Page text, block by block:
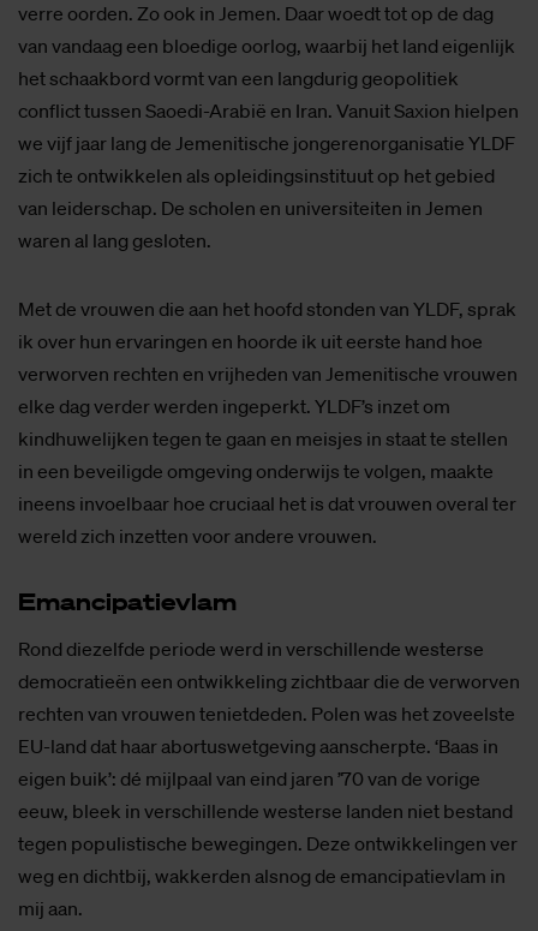
verre oorden. Zo ook in Jemen. Daar woedt tot op de dag
van vandaag een bloedige oorlog, waarbij het land eigenlijk
het schaakbord vormt van een langdurig geopolitiek
conflict tussen Saoedi-Arabië en Iran. Vanuit Saxion hielpen
we vijf jaar lang de Jemenitische jongerenorganisatie YLDF
zich te ontwikkelen als opleidingsinstituut op het gebied
van leiderschap. De scholen en universiteiten in Jemen
waren al lang gesloten.
Met de vrouwen die aan het hoofd stonden van YLDF, sprak
ik over hun ervaringen en hoorde ik uit eerste hand hoe
verworven rechten en vrijheden van Jemenitische vrouwen
elke dag verder werden ingeperkt. YLDF’s inzet om
kindhuwelijken tegen te gaan en meisjes in staat te stellen
in een beveiligde omgeving onderwijs te volgen, maakte
ineens invoelbaar hoe cruciaal het is dat vrouwen overal ter
wereld zich inzetten voor andere vrouwen.
Eman­ci­pa­tie­vlam
Rond diezelfde periode werd in verschillende westerse
democratieën een ontwikkeling zichtbaar die de verworven
rechten van vrouwen tenietdeden. Polen was het zoveelste
EU-land dat haar abortuswetgeving aanscherpte. ‘Baas in
eigen buik’: dé mijlpaal van eind jaren ’70 van de vorige
eeuw, bleek in verschillende westerse landen niet bestand
tegen populistische bewegingen. Deze ontwikkelingen ver
weg en dichtbij, wakkerden alsnog de emancipatievlam in
mij aan.